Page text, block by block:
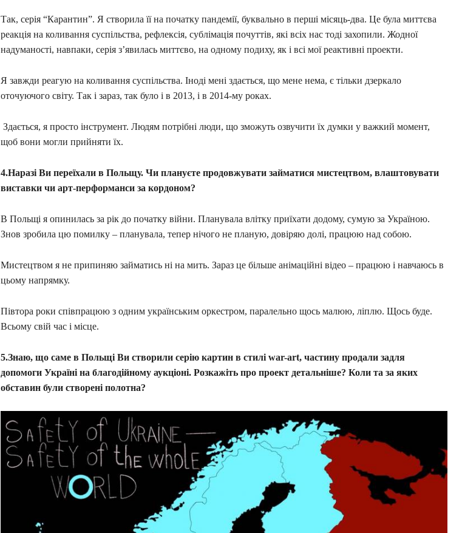
Так, серія “Карантин”. Я створила її на початку пандемії, буквально в перші місяць-два. Це була миттєва
реакція на коливання суспільства, рефлексія, сублімація почуттів, які всіх нас тоді захопили. Жодної
надуманості, навпаки, серія з’явилась миттєво, на одному подиху, як і всі мої реактивні проекти.
Я завжди реагую на коливання суспільства. Іноді мені здається, що мене нема, є тільки дзеркало
оточуючого світу. Так і зараз, так було і в 2013, і в 2014-му роках.
Здається, я просто інструмент. Людям потрібні люди, що зможуть озвучити їх думки у важкий момент,
щоб вони могли прийняти їх.
4.Наразі Ви переїхали в Польщу. Чи плануєте продовжувати займатися мистецтвом, влаштовувати
виставки чи арт-перформанси за кордоном?
В Польщі я опинилась за рік до початку війни. Планувала влітку приїхати додому, сумую за Україною.
Знов зробила цю помилку – планувала, тепер нічого не планую, довіряю долі, працюю над собою.
Мистецтвом я не припиняю займатись ні на мить. Зараз це більше анімаційні відео – працюю і навчаюсь в
цьому напрямку.
Півтора роки співпрацюю з одним українським оркестром, паралельно щось малюю, ліплю. Щось буде.
Всьому свій час і місце.
5.Знаю, що саме в Польщі Ви створили серію картин в стилі war-art, частину продали задля
допомоги Україні на благодійному аукціоні. Розкажіть про проект детальніше? Коли та за яких
обставин були створені полотна?